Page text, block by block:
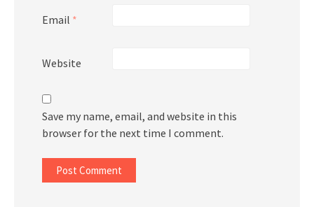
Email *
Website
Save my name, email, and website in this
browser for the next time I comment.